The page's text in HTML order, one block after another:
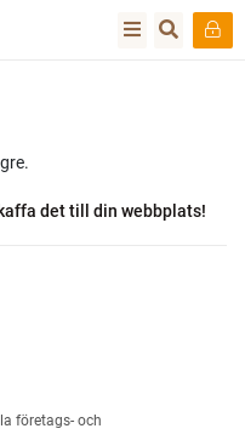
det till din webbplats!
företags- och